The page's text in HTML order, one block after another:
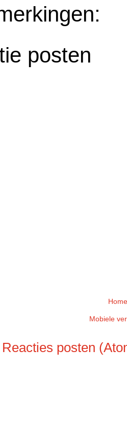
posten
Mobiele
Reacties posten